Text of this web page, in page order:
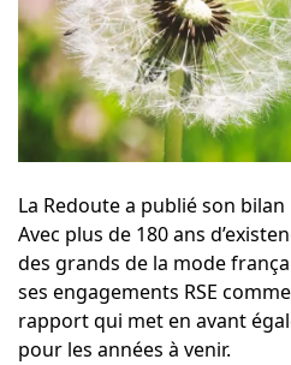
La Redoute a publié son bilan
Avec plus de 180 ans
des grands de la mode
ses engagements RSE
rapport qui met en avant
pour les années à venir.